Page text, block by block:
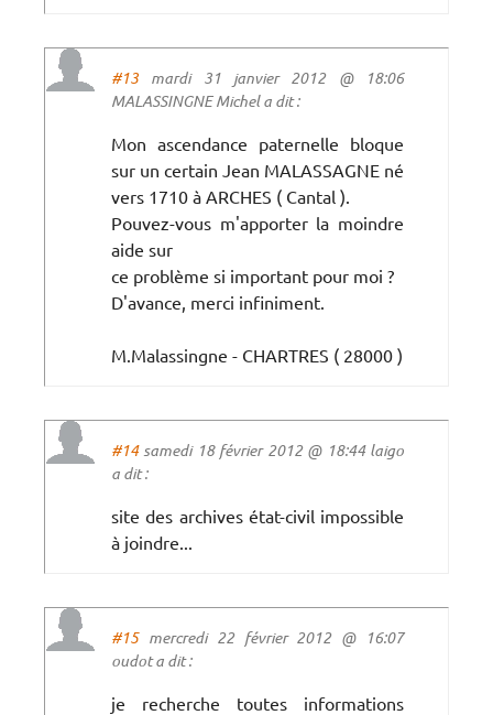
#13 mardi 31 janvier 2012 @ 18:06
MALASSINGNE Michel a dit :
Mon ascendance paternelle bloque
sur un certain Jean MALASSAGNE né
vers 1710 à ARCHES ( Cantal ).
Pouvez-vous m'apporter la moindre
aide sur
ce problème si important pour moi ?
D'avance, merci infiniment.
M.Malassingne - CHARTRES ( 28000 )
#14samedi 18 février 2012 @ 18:44 laigo
a dit :
site des archives état-civil impossible
à joindre...
#15mercredi 22 février 2012 @ 16:07
oudot a dit :
je recherche toutes informations